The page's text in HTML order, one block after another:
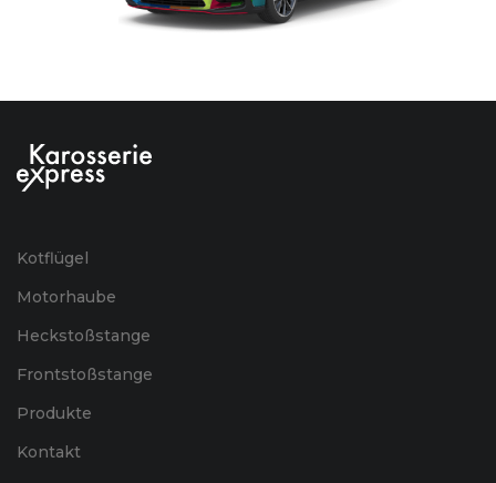
Kotflügel
Motorhaube
Heckstoßstange
Frontstoßstange
Produkte
Kontakt